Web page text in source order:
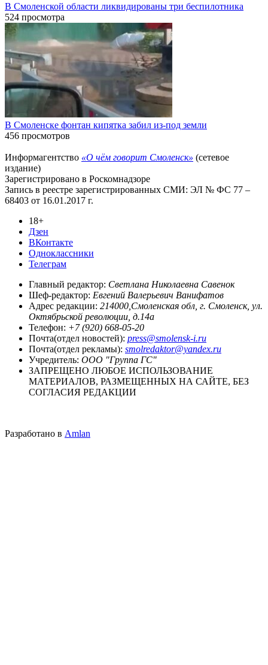
В Смоленской области ликвидированы три беспилотника
524 просмотра
В Смоленске фонтан кипятка забил из-под земли
456 просмотров
Информагентство «О чём говорит Смоленск» (сетевое
издание)
Зарегистрировано в Роскомнадзоре
Запись в реестре зарегистрированных СМИ: ЭЛ № ФС 77 –
68403 от 16.01.2017 г.
18+
Дзен
ВКонтакте
Одноклассники
Телеграм
Главный редактор: Светлана Николаевна Савенок
Шеф-редактор: Евгений Валерьевич Ванифатов
Адрес редакции: 214000,Смоленская обл, г. Смоленск, ул.
Октябрьской революции, д.14а
Телефон: +7 (920) 668-05-20
Почта(отдел новостей): press@smolensk-i.ru
Почта(отдел рекламы): smolredaktor@yandex.ru
Учредитель: ООО "Группа ГС"
ЗАПРЕЩЕНО ЛЮБОЕ ИСПОЛЬЗОВАНИЕ
МАТЕРИАЛОВ, РАЗМЕЩЕННЫХ НА САЙТЕ, БЕЗ
СОГЛАСИЯ РЕДАКЦИИ
Разработано в Amlan